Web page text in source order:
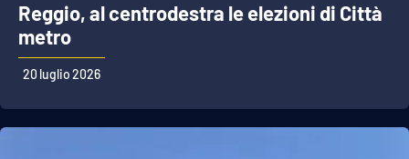
Reggio, al centrodestra le elezioni di Città
metro
20 luglio 2026